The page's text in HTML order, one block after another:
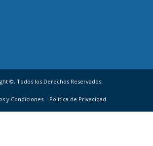
©, Todos los Derechos Reservados.
y Condiciones Política de Privacidad